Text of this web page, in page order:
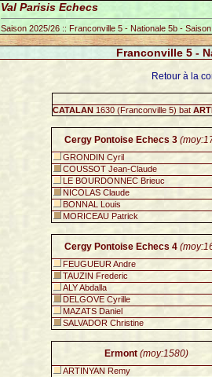
Val Parisis Echecs
Saison 2025/26 :: Franconville 5 - Nationale 5b -
Franconville 5 -
Retour à la
CATALAN 1630 (Franconville 5) bat
Cergy Pontoise Echecs 3
GRONDIN Cyril
COUSSOT Jean-Claude
LE BOURDONNEC Brieuc
NICOLAS Claude
BONNAL Louis
MORICEAU Patrick
Cergy Pontoise Echecs 4
FEUGUEUR Andre
TAUZIN Frederic
ALY Abdalla
DELGOVE Cyrille
MAZATS Daniel
SALVADOR Christine
Ermont (moy:1580)
ARTINYAN Remy